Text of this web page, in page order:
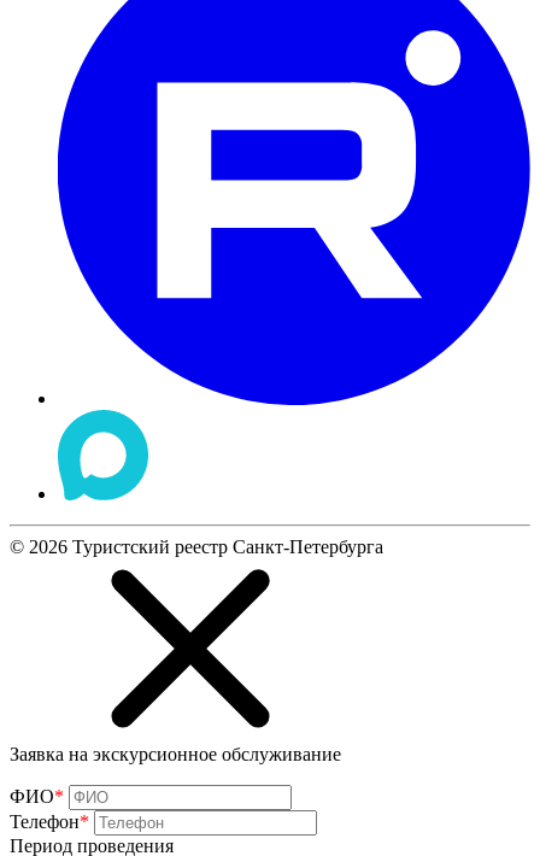
© 2026 Туристский реестр Санкт-Петербурга
Заявка на экскурсионное обслуживание
ФИО*
Телефон*
Период проведения